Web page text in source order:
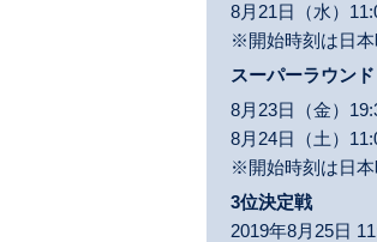
8月21日（水）
※開始時刻は日本
スーパーラウンド
8月23日（金）
8月24日（土）
※開始時刻は日本
3位決定戦
2019年8月25日